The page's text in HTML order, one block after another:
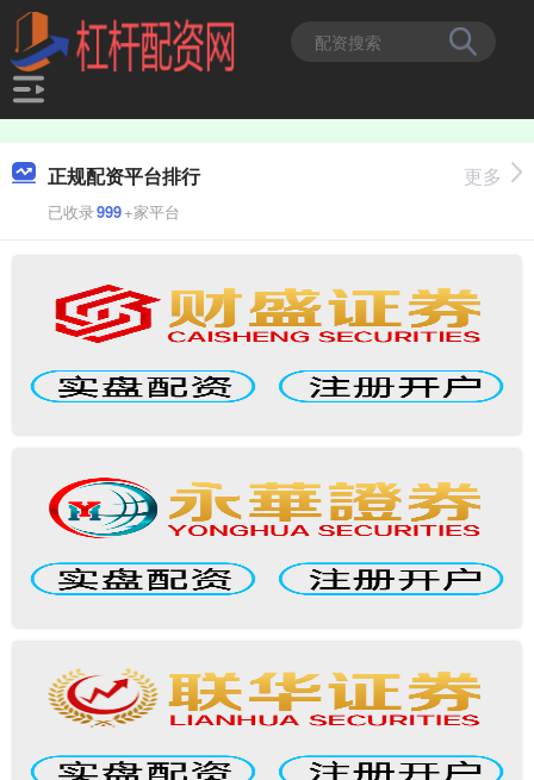
正规配资平台排行
已收录999+家平台
更多